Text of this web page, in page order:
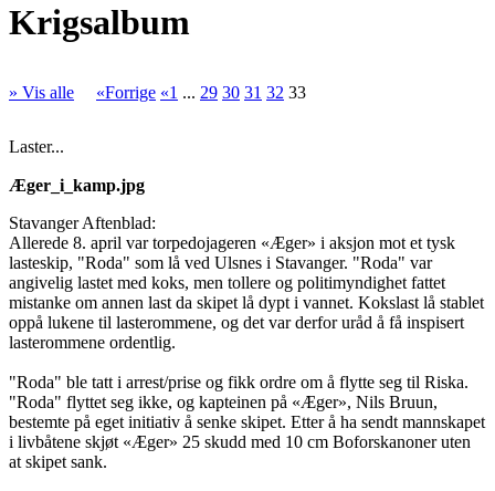
Krigsalbum
» Vis alle «Forrige «1 ... 29 30 31 32 33
Laster...
Æger_i_kamp.jpg
Stavanger Aftenblad:
Allerede 8. april var torpedojageren «Æger» i aksjon mot et tysk
lasteskip, "Roda" som lå ved Ulsnes i Stavanger. "Roda" var
angivelig lastet med koks, men tollere og politimyndighet fattet
mistanke om annen last da skipet lå dypt i vannet. Kokslast lå stablet
oppå lukene til lasterommene, og det var derfor uråd å få inspisert
lasterommene ordentlig.
"Roda" ble tatt i arrest/prise og fikk ordre om å flytte seg til Riska.
"Roda" flyttet seg ikke, og kapteinen på «Æger», Nils Bruun,
bestemte på eget initiativ å senke skipet. Etter å ha sendt mannskapet
i livbåtene skjøt «Æger» 25 skudd med 10 cm Boforskanoner uten
at skipet sank.